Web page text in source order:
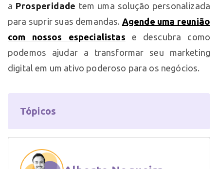
a Prosperidade tem uma solução personalizada
para suprir suas demandas. Agende uma reunião
com nossos especialistas e descubra como
podemos ajudar a transformar seu marketing
digital em um ativo poderoso para os negócios.
Tópicos